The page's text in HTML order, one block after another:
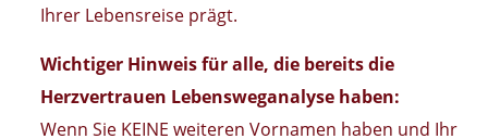
Ihrer Lebensreise prägt.
Wichtiger Hinweis für alle, die bereits die
Herzvertrauen Lebensweganalyse haben:
Wenn Sie KEINE weiteren Vornamen haben und Ihr